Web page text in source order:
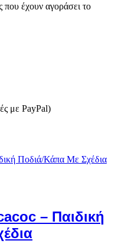
που έχουν αγοράσει το
με PayPal)
– Παιδική